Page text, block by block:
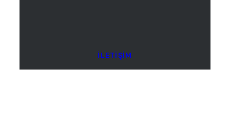
İLETIŞIM